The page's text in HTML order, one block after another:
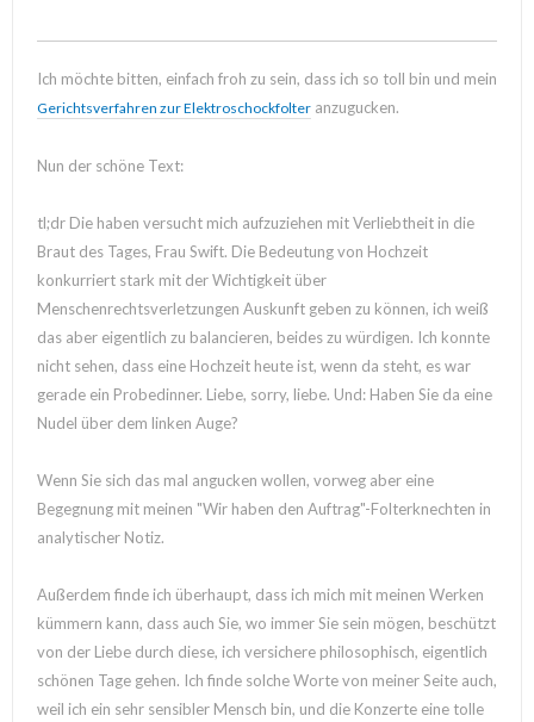
Ich möchte bitten, einfach froh zu sein, dass ich so toll bin und mein
Gerichtsverfahren zur Elektroschockfolter anzugucken.
Nun der schöne Text:
tl;dr Die haben versucht mich aufzuziehen mit Verliebtheit in die
Braut des Tages, Frau Swift. Die Bedeutung von Hochzeit
konkurriert stark mit der Wichtigkeit über
Menschenrechtsverletzungen Auskunft geben zu können, ich weiß
das aber eigentlich zu balancieren, beides zu würdigen. Ich konnte
nicht sehen, dass eine Hochzeit heute ist, wenn da steht, es war
gerade ein Probedinner. Liebe, sorry, liebe. Und: Haben Sie da eine
Nudel über dem linken Auge?
Wenn Sie sich das mal angucken wollen, vorweg aber eine
Begegnung mit meinen "Wir haben den Auftrag"-Folterknechten in
analytischer Notiz.
Außerdem finde ich überhaupt, dass ich mich mit meinen Werken
kümmern kann, dass auch Sie, wo immer Sie sein mögen, beschützt
von der Liebe durch diese, ich versichere philosophisch, eigentlich
schönen Tage gehen. Ich finde solche Worte von meiner Seite auch,
weil ich ein sehr sensibler Mensch bin, und die Konzerte eine tolle